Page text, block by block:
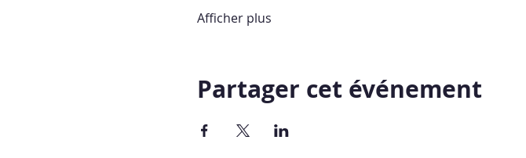
Afficher plus
Partager cet événement